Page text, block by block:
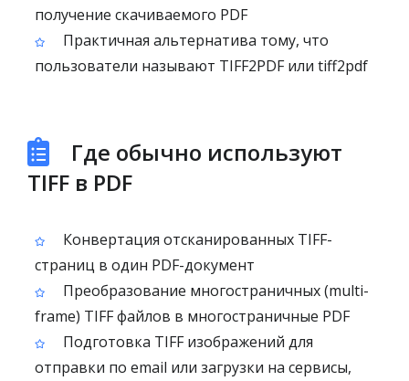
получение скачиваемого PDF
Практичная альтернатива тому, что
пользователи называют TIFF2PDF или tiff2pdf
Где обычно используют
TIFF в PDF
Конвертация отсканированных TIFF-
страниц в один PDF-документ
Преобразование многостраничных (multi-
frame) TIFF файлов в многостраничные PDF
Подготовка TIFF изображений для
отправки по email или загрузки на сервисы,